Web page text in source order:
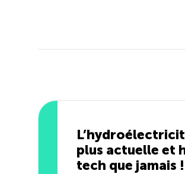
plus actuelle et
tech que jamais !